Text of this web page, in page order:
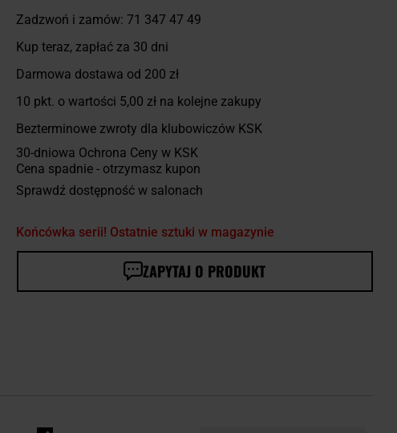
Zadzwoń i zamów: 71 347 47 49
Kup teraz, zapłać za 30 dni
Darmowa dostawa od 200 zł
10 pkt. o wartości 5,00 złna kolejne zakupy
Bezterminowe zwroty dla klubowiczów KSK
30-dniowa Ochrona Ceny w KSK
Cena spadnie - otrzymasz kupon
Sprawdź dostępność w salonach
Końcówka serii! Ostatnie sztuki w magazynie
ZAPYTAJ O PRODUKT